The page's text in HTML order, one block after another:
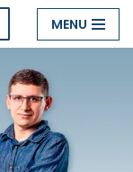
MENU